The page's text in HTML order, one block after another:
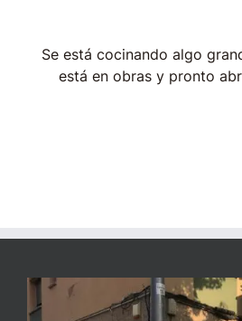
Se está cocinando algo
está en obras y pronto